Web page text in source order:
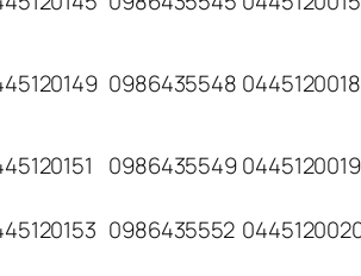
0986435548 0445120018
09864355490445120019
0986435552